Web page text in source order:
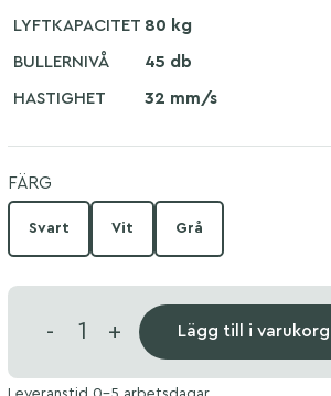
LYFTKAPACITET 80 kg
BULLERNIVÅ 45 db
HASTIGHET 32 mm/s
FÄRG
Svart Vit Grå
- + Lägg till i